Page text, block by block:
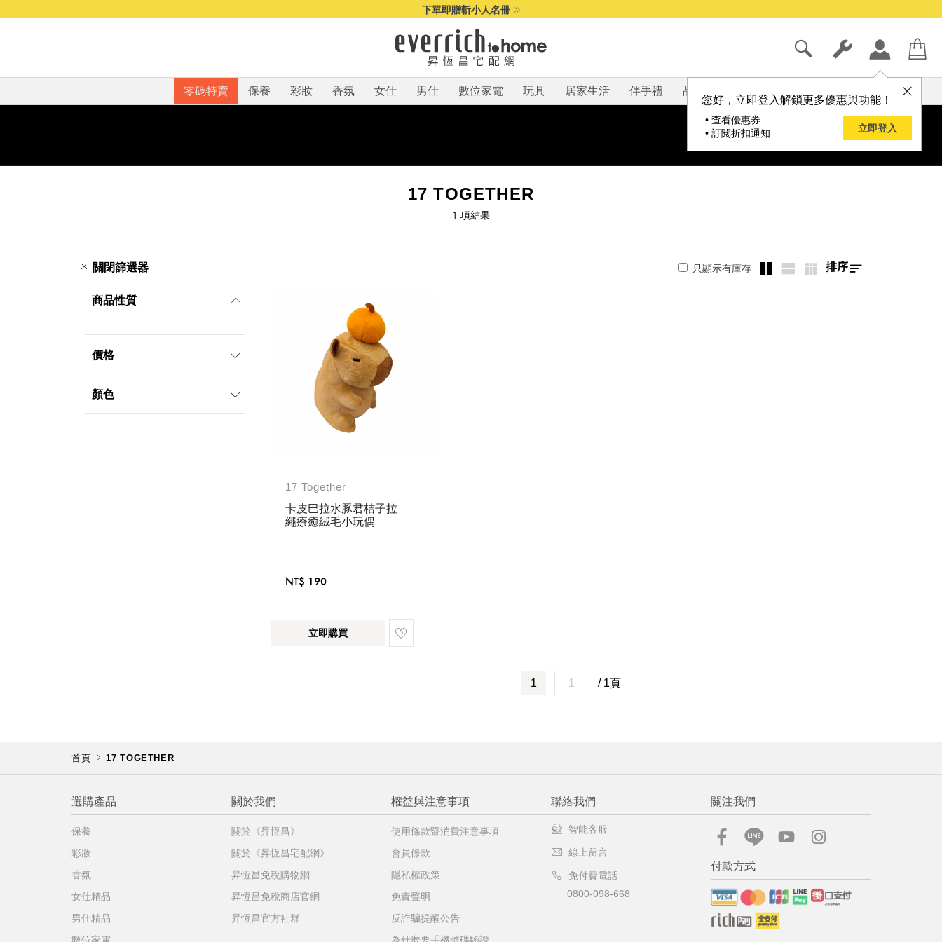
下單即贈斬小人名冊
您好，立即登入解鎖更多優惠與功能！
• 查看優惠券
• 訂閱折扣通知
立即登入
零碼特賣 保養 彩妝 香氛 女仕 男仕 數位家電 玩具 居家生活 伴手禮 品牌
17 TOGETHER
1 項結果
關閉篩選器 只顯示有庫存 排序
商品性質
價格
999元以下
顏色
17 Together
卡皮巴拉水豚君桔子拉
繩療癒絨毛小玩偶
NT$ 190
立即購買
1 / 1頁
首頁 17 TOGETHER
選購產品
保養
彩妝
香氛
女仕精品
男仕精品
關於我們
關於《昇恆昌》
關於《昇恆昌宅配網》
昇恆昌免稅購物網
昇恆昌免稅商店官網
昇恆昌官方社群
權益與注意事項
使用條款暨消費注意事項
會員條款
隱私權政策
免責聲明
反詐騙提醒公告
聯絡我們
智能客服
線上留言
免付費電話
0800-098-668
關注我們
付款方式